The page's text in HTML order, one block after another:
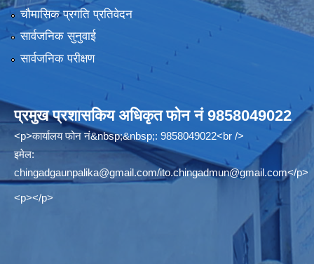
चौमासिक प्रगति प्रतिवेदन
सार्वजनिक सुनुवाई
सार्वजनिक परीक्षण
प्रमुख प्रशासकिय अधिकृत फोन नं 9858049022
<p>कार्यालय फोन नं&nbsp;&nbsp;: 9858049022<br />
इमेल:
chingadgaunpalika@gmail.com/ito.chingadmun@gmail.com</p>
<p></p>